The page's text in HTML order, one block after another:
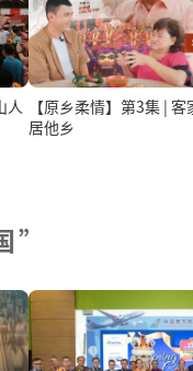
人
【原乡柔情】第3集 | 客
居他乡
”